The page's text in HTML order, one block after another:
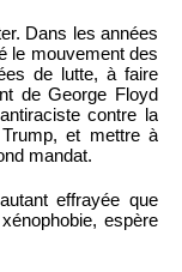
Dans les années
le mouvement des
de lutte, à faire
de George Floyd
contre la
et mettre à
mandat.
effrayée que
espère